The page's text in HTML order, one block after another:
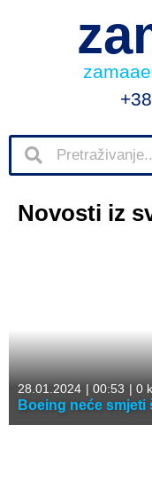
Novosti iz
28.01.2024 | 00:53 | 0
Boeing neće